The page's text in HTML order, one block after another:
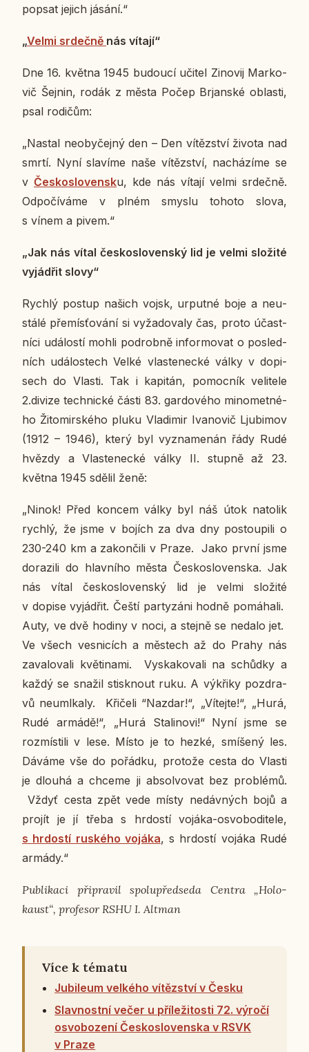
popsat jejich jásání.“
„Velmi sr­deč­ně nás vítají“
Dne 16. května 1945 bu­dou­cí učitel Zi­no­vij Mar­ko­
vič Šejnin, rodák z města Počep Brjan­ské ob­las­ti,
psal ro­di­čům:
„Nastal ne­o­by­čej­ný den – Den ví­těz­ství života nad
smrtí. Nyní sla­ví­me naše ví­těz­ství, na­chá­zí­me se
v Čes­ko­slo­ven­sku, kde nás vítají velmi sr­deč­ně.
Od­po­čí­vá­me v plném smyslu tohoto slova,
s vínem a pivem.“
„Jak nás vítal čes­ko­slo­ven­ský lid je velmi slo­ži­té
vy­já­d­řit slovy“
Rychlý postup našich vojsk, ur­put­né boje a ne­u­
stá­lé pře­mís­ťo­vá­ní si vy­ža­do­va­ly čas, proto účast­
ní­ci udá­los­tí mohli po­drob­ně in­for­mo­vat o po­sled­
ních udá­los­tech Velké vlas­te­nec­ké války v do­pi­
sech do Vlasti. Tak i ka­pi­tán, po­moc­ník ve­li­te­le
2.divize tech­nic­ké části 83. gar­do­vé­ho mi­no­met­né­
ho Ži­to­mir­ské­ho pluku Vla­di­mir Iva­no­vič Lju­bi­mov
(1912 – 1946), který byl vy­zna­me­nán řády Rudé
hvězdy a Vlas­te­nec­ké války II. stupně až 23.
května 1945 sdělil ženě:
„Ninok! Před koncem války byl náš útok na­to­lik
rychlý, že jsme v bojích za dva dny po­stou­pi­li o
230-240 km a za­kon­či­li v Praze. Jako první jsme
do­ra­zi­li do hlav­ní­ho města Čes­ko­slo­ven­ska. Jak
nás vítal čes­ko­slo­ven­ský lid je velmi slo­ži­té
v dopise vy­já­d­řit. Čeští par­ty­zá­ni hodně po­má­ha­li.
Auty, ve dvě hodiny v noci, a stejně se nedalo jet.
Ve všech ves­ni­cích a měs­tech až do Prahy nás
za­va­lo­va­li kvě­ti­na­mi. Vy­ska­ko­va­li na schůd­ky a
každý se snažil stisk­nout ruku. A vý­kři­ky pozdra­
vů ne­u­ml­ka­ly. Kři­če­li “Nazdar!“, „Ví­tej­te!“, „Hurá,
Rudé armádě!“, „Hurá Sta­li­no­vi!“ Nyní jsme se
roz­mís­ti­li v lese. Místo je to hezké, smí­še­ný les.
Dáváme vše do po­řád­ku, pro­to­že cesta do Vlasti
je dlouhá a chceme ji ab­sol­vo­vat bez pro­blé­mů.
Vždyť cesta zpět vede místy ne­dáv­ných bojů a
projít je jí třeba s hr­dos­tí vojáka-osvo­bo­di­te­le,
s hr­dos­tí rus­ké­ho vojáka, s hr­dos­tí vojáka Rudé
armády.“
Pu­b­li­ka­ci při­pra­vil spo­lupřed­se­da Centra „Ho­lo­
kaust“, pro­fe­sor RSHU I. Altman
Více k tématu
Jubileum velkého vítězství v Česku
Slavnostní večer u příležitosti 72. výročí
osvobození Československa v RSVK
v Praze